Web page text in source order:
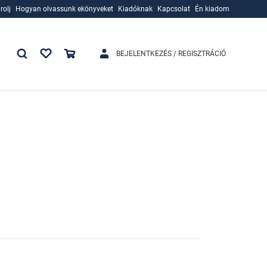
Hogyan olvassunk ekönyveket
Kiadóknak
Kapcsolat Én kiadom
BEJELENTKEZÉS / REGISZTRÁCIÓ